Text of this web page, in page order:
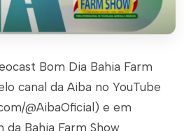
Bom Dia Bahia Farm
canal da Aiba no YouTube
@AibaOficial) e em
Bahia Farm Show